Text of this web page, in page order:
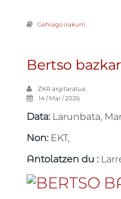
Gehiago irakurri
Bertso
ZKA argitaratua
14 / Mar / 2026
Data: Larunbata,
Non: EKT,
Antolatzen du :